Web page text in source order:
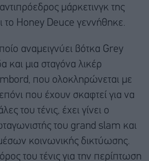
μάρκετινγκ της
το Honey Deuce γεννήθηκε.
αναμειγνύει βότκα Grey
και μια σταγόνα λικέρ
που ολοκληρώνεται με
που έχουν σκαφτεί για να
του τένις, έχει γίνει ο
του grand slam και
κοινωνικής δικτύωσης.
του τένις για την περίπτωση